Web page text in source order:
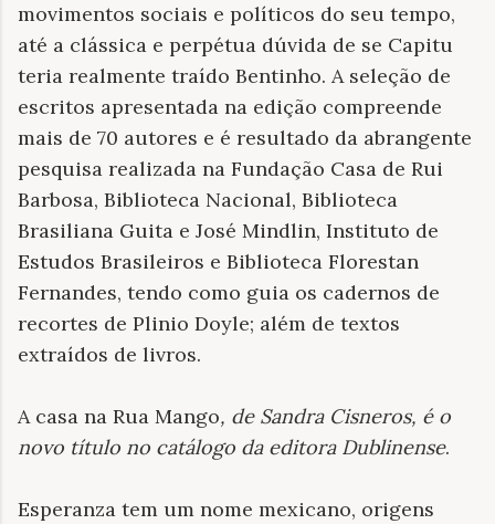
movimentos sociais e políticos do seu tempo,
até a clássica e perpétua dúvida de se Capitu
teria realmente traído Bentinho. A seleção de
escritos apresentada na edição compreende
mais de 70 autores e é resultado da abrangente
pesquisa realizada na Fundação Casa de Rui
Barbosa, Biblioteca Nacional, Biblioteca
Brasiliana Guita e José Mindlin, Instituto de
Estudos Brasileiros e Biblioteca Florestan
Fernandes, tendo como guia os cadernos de
recortes de Plinio Doyle; além de textos
extraídos de livros.
A casa na Rua Mango, de Sandra Cisneros, é o
novo título no catálogo da editora Dublinense.
Esperanza tem um nome mexicano, origens